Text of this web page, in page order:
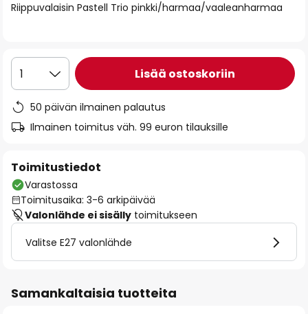
the
Riippuvalaisin Pastell Trio pinkki/harmaa/vaaleanharmaa
1 Lisää ostoskoriin
50 päivän ilmainen palautus
Ilmainen toimitus väh. 99 euron tilauksille
Toimitustiedot
Varastossa
Toimitusaika: 3-6 arkipäivää
Valonlähde ei sisälly toimitukseen
Valitse E27 valonlähde
Samankaltaisia tuotteita